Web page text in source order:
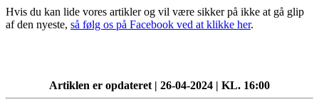
Hvis du kan lide vores artikler og vil være sikker på ikke at gå glip
af den nyeste, så følg os på Facebook ved at klikke her.
Artiklen er opdateret | 26-04-2024 | KL. 16:00